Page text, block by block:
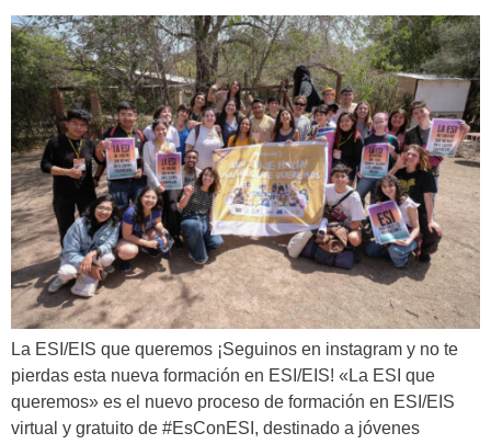
La ESI/EIS que queremos ¡Seguinos en instagram y no te
pierdas esta nueva formación en ESI/EIS! «La ESI que
queremos» es el nuevo proceso de formación en ESI/EIS
virtual y gratuito de #EsConESI, destinado a jóvenes